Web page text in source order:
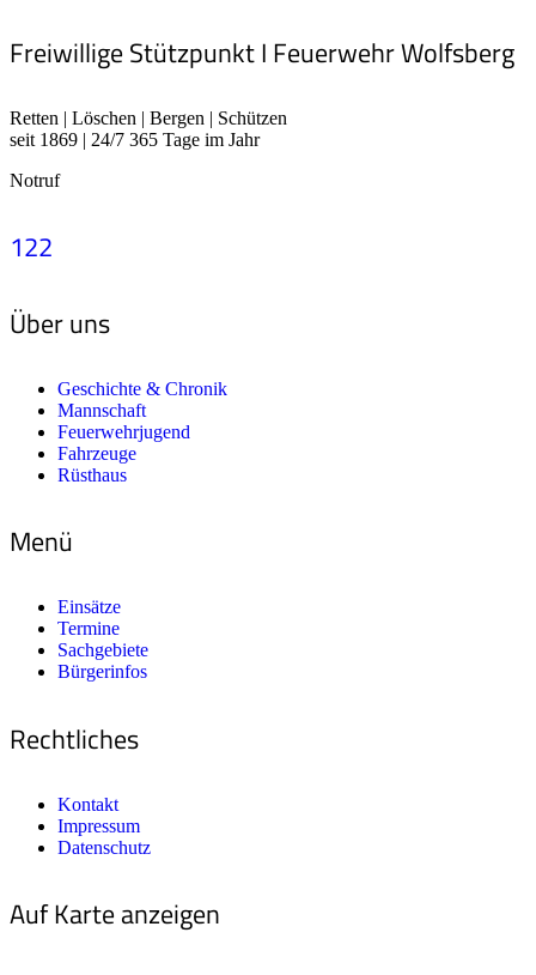
Freiwillige Stützpunkt I Feuerwehr Wolfsberg
Retten | Löschen | Bergen | Schützen
seit 1869 | 24/7 365 Tage im Jahr
Notruf
122
Über uns
Geschichte & Chronik
Mannschaft
Feuerwehrjugend
Fahrzeuge
Rüsthaus
Menü
Einsätze
Termine
Sachgebiete
Bürgerinfos
Rechtliches
Kontakt
Impressum
Datenschutz
Auf Karte anzeigen